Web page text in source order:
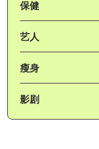
保健
艺人
瘦身
影剧